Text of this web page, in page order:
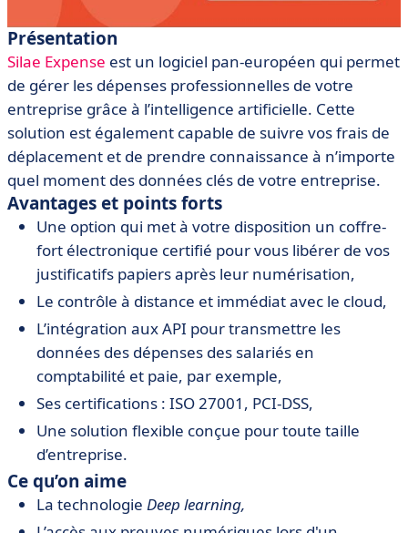
Présentation
Silae Expense est un logiciel pan-européen qui permet
de gérer les dépenses professionnelles de votre
entreprise grâce à l’intelligence artificielle. Cette
solution est également capable de suivre vos frais de
déplacement et de prendre connaissance à n’importe
quel moment des données clés de votre entreprise.
Avantages et points forts
Une option qui met à votre disposition un coffre-
fort électronique certifié pour vous libérer de vos
justificatifs papiers après leur numérisation,
Le contrôle à distance et immédiat avec le cloud,
L’intégration aux API pour transmettre les
données des dépenses des salariés en
comptabilité et paie, par exemple,
Ses certifications : ISO 27001, PCI-DSS,
Une solution flexible conçue pour toute taille
d’entreprise.
Ce qu’on aime
La technologie Deep learning,